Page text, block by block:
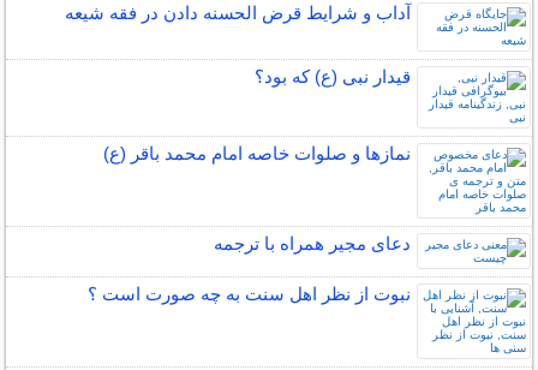
آداب و شرایط قرض الحسنه دادن در فقه شیعه
قیدار نبی (ع) که بود؟
نمازها و صلوات خاصه امام محمد باقر (ع)
دعای مجیر همراه با ترجمه
نبوت از نظر اهل سنت به چه صورت است ؟